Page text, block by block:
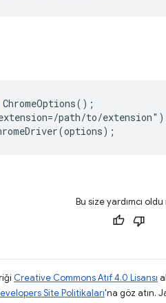
ChromeOptions();
=/path/to/
(options);
Bu size yardımcı oldu
Creative Commons Atıf 4.0 Lisansı
Site Politikaları'na göz atın.